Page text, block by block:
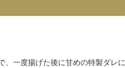
、一度揚げた後に甘めの特製ダレに